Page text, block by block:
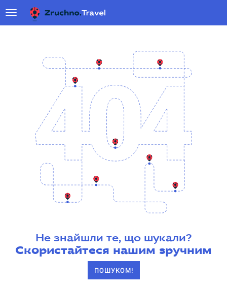
Не знайшли те, що шукали?
Скористайтеся нашим зручним
ПОШУКОМ!